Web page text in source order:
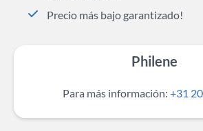
Precio más bajo garantizado!
Philene
Para más información: +31